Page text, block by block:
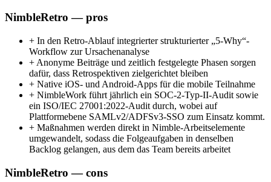
NimbleRetro — pros
+ In den Retro-Ablauf integrierter strukturierter „5-Why“-
Workflow zur Ursachenanalyse
+ Anonyme Beiträge und zeitlich festgelegte Phasen sorgen
dafür, dass Retrospektiven zielgerichtet bleiben
+ Native iOS- und Android-Apps für die mobile Teilnahme
+ NimbleWork führt jährlich ein SOC-2-Typ-II-Audit sowie
ein ISO/IEC 27001:2022-Audit durch, wobei auf
Plattformebene SAMLv2/ADFSv3-SSO zum Einsatz kommt.
+ Maßnahmen werden direkt in Nimble-Arbeitselemente
umgewandelt, sodass die Folgeaufgaben in denselben
Backlog gelangen, aus dem das Team bereits arbeitet
NimbleRetro — cons